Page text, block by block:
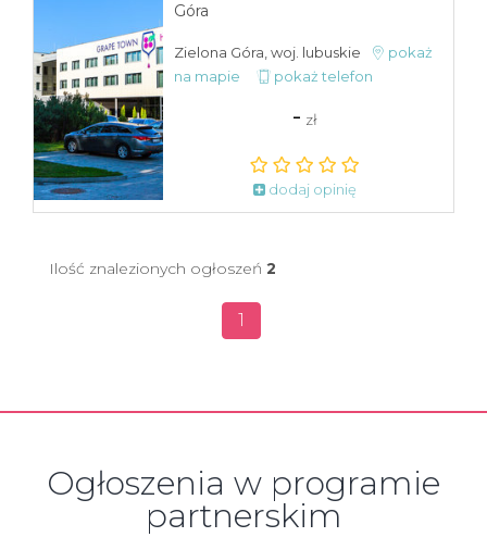
Góra
Zielona Góra, woj. lubuskie
pokaż
na mapie
pokaż telefon
- zł
dodaj opinię
Ilość znalezionych ogłoszeń 2
1
Ogłoszenia w programie
partnerskim